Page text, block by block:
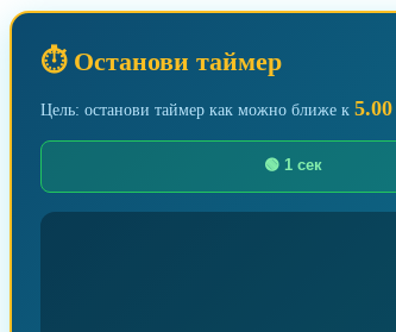
⏱️ Останови таймер
Цель: останови таймер как можно ближе к 5.00
🟢 1 сек